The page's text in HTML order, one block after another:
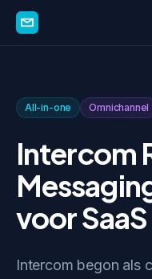
All-in-one Omnichannel
Intercom
voor SaaS
Intercom begon als